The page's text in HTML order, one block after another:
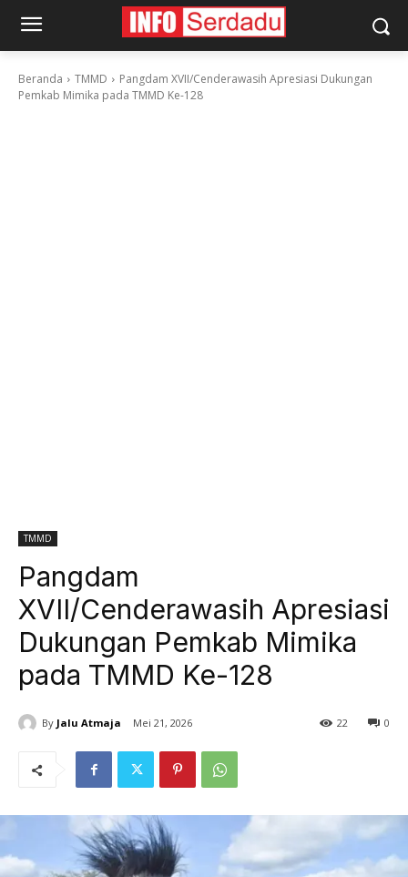
Beranda TMMD
Pangdam XVII/Cenderawasih Apresiasi Dukungan
Pemkab Mimika pada TMMD Ke-128
TMMD
Pangdam
XVII/Cenderawasih Apresiasi
Dukungan Pemkab Mimika
pada TMMD Ke-128
By Jalu Atmaja Mei 21, 2026 0
22